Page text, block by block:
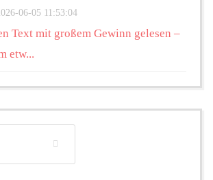
06-05 11:53:04
Text mit großem Gewinn gelesen –
etw...